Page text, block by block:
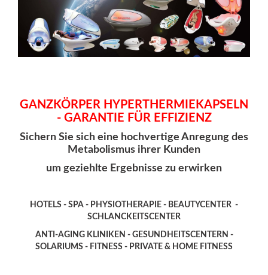
GANZKÖRPER HYPERTHERMIEKAPSELN
- GARANTIE FÜR EFFIZIENZ
Sichern Sie sich eine hochvertige Anregung des
Metabolismus ihrer Kunden
um geziehlte Ergebnisse zu erwirken
HOTELS - SPA - PHYSIOTHERAPIE - BEAUTYCENTER -
SCHLANCKEITSCENTER
ANTI-AGING KLINIKEN - GESUNDHEITSCENTERN -
SOLARIUMS - FITNESS - PRIVATE & HOME FITNESS